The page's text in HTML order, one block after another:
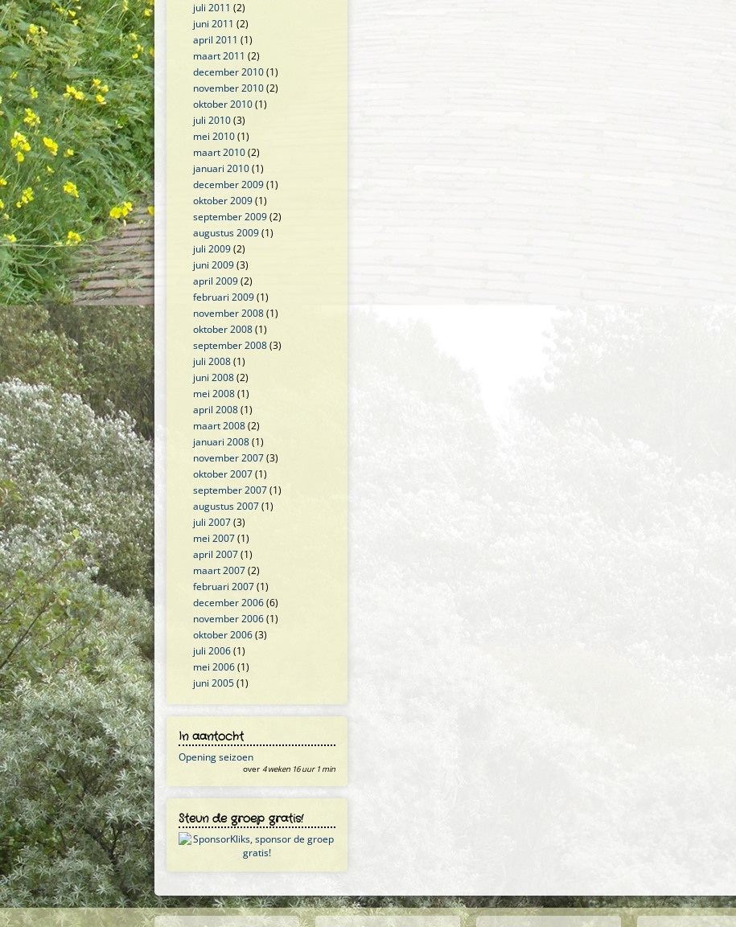
juli 2011 (2)
juni 2011 (2)
april 2011 (1)
maart 2011 (2)
december 2010(1)
november 2010(2)
oktober 2010(1)
juli 2010(3)
mei 2010(1)
maart 2010(2)
januari 2010(1)
december 2009(1)
oktober 2009(1)
september 2009(2)
augustus 2009(1)
juli 2009(2)
juni 2009(3)
april 2009(2)
februari 2009(1)
november 2008(1)
oktober 2008(1)
september 2008(3)
juli 2008(1)
juni 2008(2)
mei 2008(1)
april 2008(1)
maart 2008(2)
januari 2008(1)
november 2007(3)
oktober 2007(1)
september 2007(1)
augustus 2007(1)
juli 2007(3)
mei 2007(1)
april 2007(1)
maart 2007(2)
februari 2007(1)
december 2006(6)
november 2006(1)
oktober 2006(3)
juli 2006(1)
mei 2006(1)
juni 2005(1)
In aantocht
Opening seizoen
over 4 weken 16 uur 1 min
Steun de groep gratis!